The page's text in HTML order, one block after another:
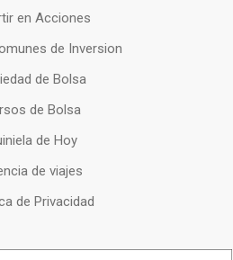
en Acciones
de Inversion
de Bolsa
de Bolsa
de Hoy
de viajes
de Privacidad